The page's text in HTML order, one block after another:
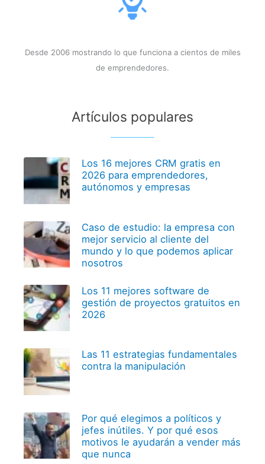
Desde 2006 mostrando lo que funciona a cientos de miles
de emprendedores.
Artículos populares
Los 16 mejores CRM gratis en
2026 para emprendedores,
autónomos y empresas
Caso de estudio: la empresa con
mejor servicio al cliente del
mundo y lo que podemos aplicar
nosotros
Los 11 mejores software de
gestión de proyectos gratuitos en
2026
Las 11 estrategias fundamentales
contra la manipulación
Por qué elegimos a políticos y
jefes inútiles. Y por qué esos
motivos le ayudarán a vender más
que nunca